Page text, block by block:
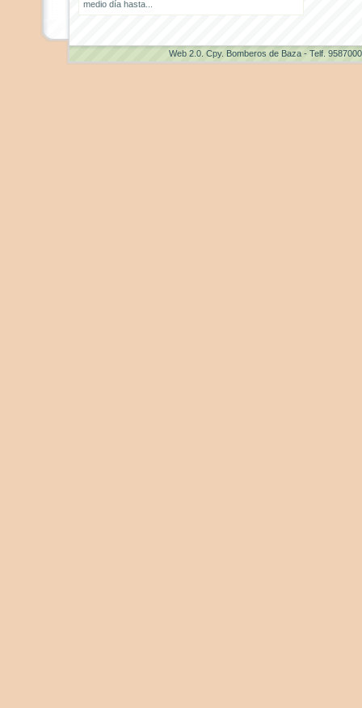
medio día hasta...
Web 2.0 . Cpy. Bomberos de Baza - Telf.